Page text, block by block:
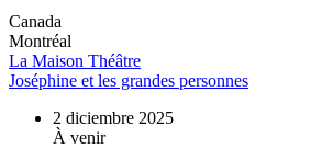
Canada
Montréal
La Maison Théâtre
Joséphine et les grandes personnes
2 diciembre 2025
À venir